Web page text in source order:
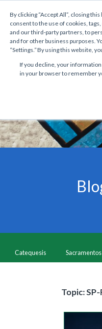
By clicking “Accept All”, closing
consent to the use of cookies,
and our third-party partners, to
and for other business purposes.
“Settings.” By using this website,
If you decline, your information
in your browser to remember
Catequesis
Sacramentos
Topic: